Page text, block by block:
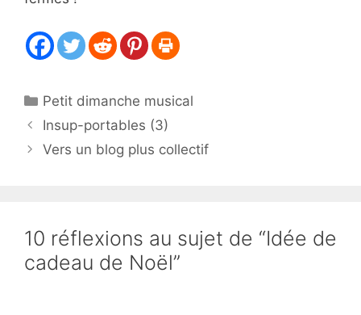
Catégories
Petit dimanche musical
Insup-portables (3)
Vers un blog plus collectif
10 réflexions au sujet de “Idée de
cadeau de Noël”